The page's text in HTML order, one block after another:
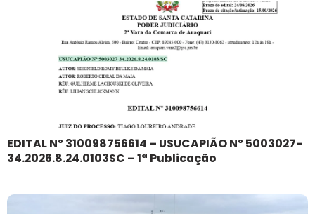
EDITAL Nº 310098756614 – USUCAPIÃO Nº 5003027-
34.2026.8.24.0103SC – 1ª Publicação